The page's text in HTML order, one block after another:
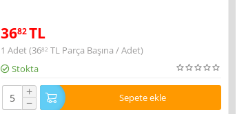
3682TL
1 Adet (3682 TLParça Başına / Adet)
Stokta
+
− Sepete ekle